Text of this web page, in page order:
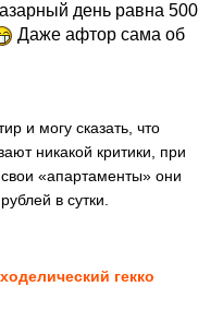
день равна 500
Даже афтор сама об
и могу сказать, что
никакой критики, при
«апартаменты» они
в сутки.
гекко